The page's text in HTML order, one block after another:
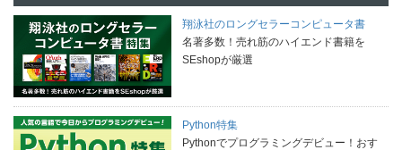
翔泳社のロングセラーコンピュータ書
名著多数！売れ筋のハイエンド書籍を
SEshopが厳選
Python特集
Pythonでプログラミングデビュー！おす